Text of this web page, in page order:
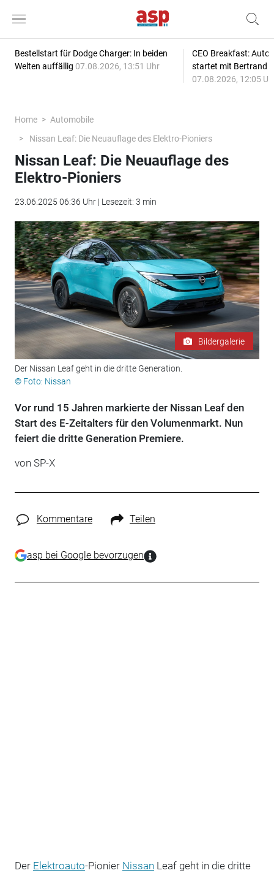
Bestellstart für Dodge Charger: In beiden
Welten auffällig 07.08.2026, 13:51 Uhr
CEO Breakfast:
startet mit Bertrand
07.08.2026, 12:05
Home
Automobile
Nissan Leaf: Die Neuauflage des Elektro-Pioniers
Nissan Leaf: Die Neuauflage des
Elektro-Pioniers
23.06.2025 06:36 Uhr | Lesezeit: 3 min
Bildergalerie
Der Nissan Leaf geht in die dritte Generation.
© Foto: Nissan
Vor rund 15 Jahren markierte der Nissan Leaf den
Start des E-Zeitalters für den Volumenmarkt. Nun
feiert die dritte Generation Premiere.
von SP-X
Kommentare Teilen
asp bei Google bevorzugen
Der Elektroauto-Pionier Nissan Leaf geht in die dritte